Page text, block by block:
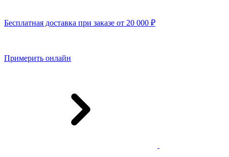
Бесплатная доставка при заказе от 20 000 ₽
Примерить онлайн